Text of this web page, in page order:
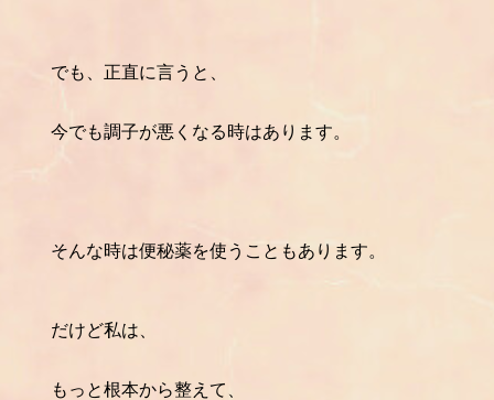
でも、正直に言うと、
今でも調子が悪くなる時はあります。
そんな時は便秘薬を使うこともあります。
だけど私は、
もっと根本から整えて、